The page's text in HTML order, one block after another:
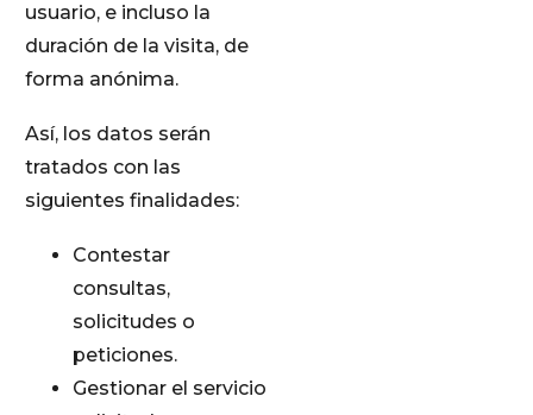
usuario, e incluso la
duración de la visita, de
forma anónima.
Así, los datos serán
tratados con las
siguientes finalidades:
Contestar
consultas,
solicitudes o
peticiones.
Gestionar el servicio